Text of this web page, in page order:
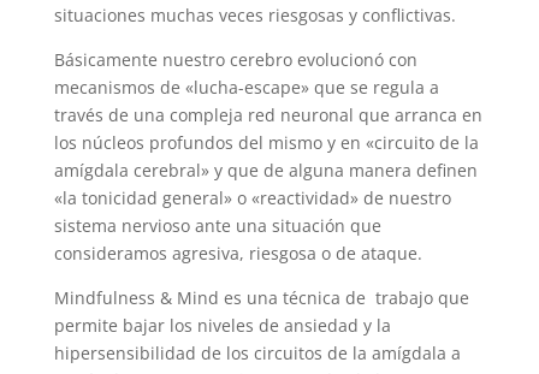
situaciones muchas veces riesgosas y conflictivas.
Básicamente nuestro cerebro evolucionó con
mecanismos de «lucha-escape» que se regula a
través de una compleja red neuronal que arranca en
los núcleos profundos del mismo y en «circuito de la
amígdala cerebral» y que de alguna manera definen
«la tonicidad general» o «reactividad» de nuestro
sistema nervioso ante una situación que
consideramos agresiva, riesgosa o de ataque.
Mindfulness & Mind es una técnica de trabajo que
permite bajar los niveles de ansiedad y la
hipersensibilidad de los circuitos de la amígdala a